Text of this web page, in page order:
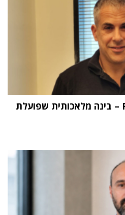
"העתיד הוא Physical AI – בינה מלאכותית שפועלת